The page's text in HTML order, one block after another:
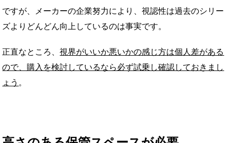
ですが、メーカーの企業努力により、視認性は過去のシリー
ズよりどんどん向上しているのは事実です。
正直なところ、視界がいいか悪いかの感じ方は個人差がある
ので、購入を検討しているなら必ず試乗し確認しておきまし
ょう 。